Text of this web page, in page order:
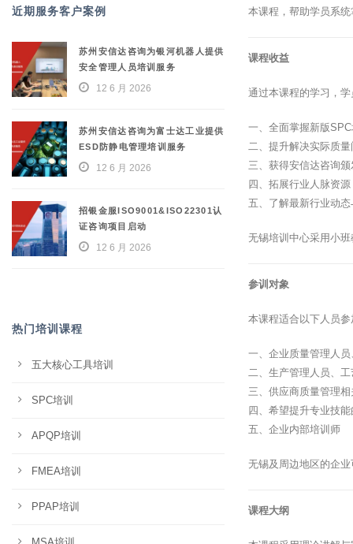
本课程，帮助学员系
课程收益
通过本课程的学习，
一、全面掌握新版
二、提升解决实际质
三、获得安信达咨询
四、拓展行业人脉资
五、了解最新行业动
无锡培训中心采用小
参训对象
本课程适合以下人员参
一、企业质量管理人
二、生产管理人员、
三、供应商质量管理
四、希望提升专业技
五、企业内部培训师
无锡及周边地区的企
课程大纲
近期服务客户案例
苏州安信达咨询为银河机器人提供
安全管理人员培训服务
12 6 月 2026
苏州安信达咨询为富士达工业提供
ESD防静电管理培训服务
12 6 月 2026
招银金服ISO9001&ISO22301认
证咨询项目启动
12 6 月 2026
热门培训课程
五大核心工具培训
SPC培训
APQP培训
FMEA培训
PPAP培训